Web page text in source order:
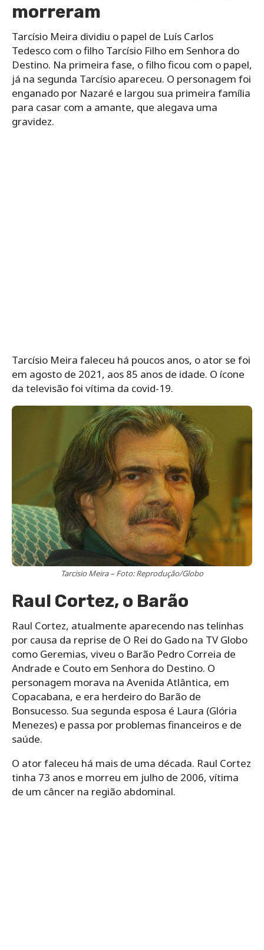
morreram
Tarcísio Meira dividiu o papel de Luís Carlos
Tedesco com o filho Tarcísio Filho em Senhora do
Destino. Na primeira fase, o filho ficou com o papel,
já na segunda Tarcísio apareceu. O personagem foi
enganado por Nazaré e largou sua primeira família
para casar com a amante, que alegava uma
gravidez.
Tarcísio Meira faleceu há poucos anos, o ator se foi
em agosto de 2021, aos 85 anos de idade. O ícone
da televisão foi vítima da covid-19.
Tarcisio Meira – Foto: Reprodução/Globo
Raul Cortez, o Barão
Raul Cortez, atualmente aparecendo nas telinhas
por causa da reprise de O Rei do Gado na TV Globo
como Geremias, viveu o Barão Pedro Correia de
Andrade e Couto em Senhora do Destino. O
personagem morava na Avenida Atlântica, em
Copacabana, e era herdeiro do Barão de
Bonsucesso. Sua segunda esposa é Laura (Glória
Menezes) e passa por problemas financeiros e de
saúde.
O ator faleceu há mais de uma década. Raul Cortez
tinha 73 anos e morreu em julho de 2006, vítima
de um câncer na região abdominal.